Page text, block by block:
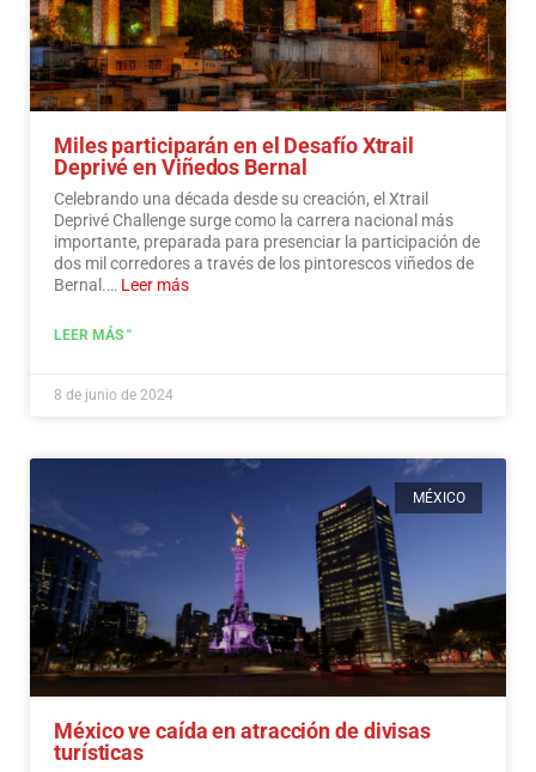
Miles participarán en el Desafío Xtrail
Deprivé en Viñedos Bernal
Celebrando una década desde su creación, el Xtrail
Deprivé Challenge surge como la carrera nacional más
importante, preparada para presenciar la participación de
dos mil corredores a través de los pintorescos viñedos de
Bernal.… Leer más
LEER MÁS "
8 de junio de 2024
MÉXICO
México ve caída en atracción de divisas
turísticas